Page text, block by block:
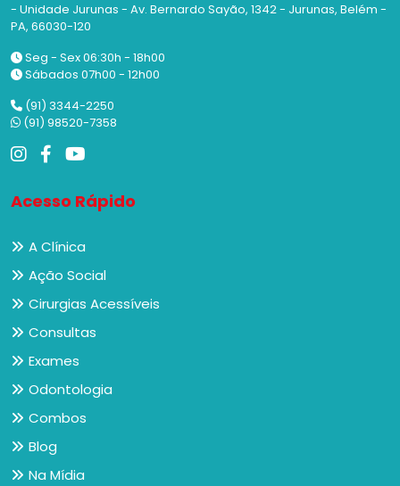
- Unidade Jurunas - Av. Bernardo Sayão, 1342 - Jurunas, Belém -
PA, 66030-120
Seg - Sex 06:30h - 18h00
Sábados 07h00 - 12h00
(91) 3344-2250
(91) 98520-7358
Acesso Rápido
A Clínica
Ação Social
Cirurgias Acessíveis
Consultas
Exames
Odontologia
Combos
Blog
Na Mídia